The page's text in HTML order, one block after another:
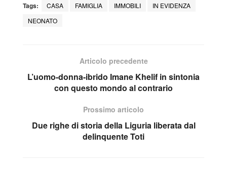
Tags: CASA FAMIGLIA IMMOBILI
IN EVIDENZA
NEONATO
Articolo precedente
L’uomo-donna-ibrido Imane Khelif in sintonia
con questo mondo al contrario
Prossimo articolo
Due righe di storia della Liguria liberata dal
delinquente Toti